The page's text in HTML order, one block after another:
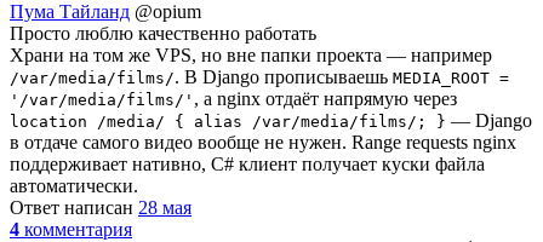
Пума Тайланд @opium
Просто люблю качественно работать
Храни на том же VPS, но вне папки проекта — например
/var/media/films/. В Django прописываешь MEDIA_ROOT =
'/var/media/films/' , а nginx отдаёт напрямую через
location /media/ { alias /var/media/films/; } — Django
в отдаче самого видео вообще не нужен. Range requests nginx
поддерживает нативно, C# клиент получает куски файла
автоматически.
Ответ написан 28 мая
4 комментария